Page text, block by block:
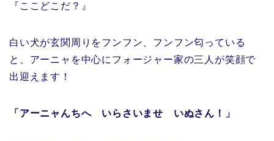
『ここどこだ？』
白い犬が玄関周りをフンフン、フンフン匂っている
と、アーニャを中心にフォージャー家の三人が笑顔で
出迎えます！
「アーニャんちへ いらさいませ いぬさん！」